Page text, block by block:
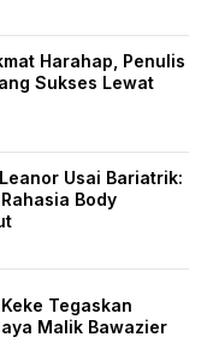
Harahap, Penulis
Sukses Lewat
Usai Bariatrik:
Body
Tegaskan
Malik Bawazier